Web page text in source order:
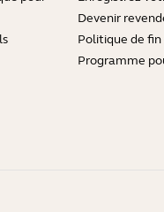
Devenir
Politique de
Programme